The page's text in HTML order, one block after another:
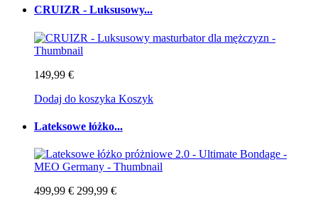
CRUIZR - Luksusowy...
149,99 €
Dodaj do koszyka Koszyk
Lateksowe łóżko...
499,99 € 299,99 €